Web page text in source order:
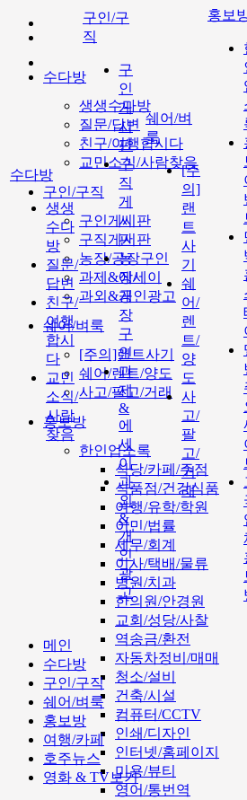
수다방
생생수다방
질문/답변
친구/여행합시다
교민소식/사람찾음
구인/구직
구인게시판
구직게시판
농장/공장구인
과제&에세이
과외&개인광고
쉐어/벼룩
[주의]랜트사기
쉐어/렌트/양도
사고/팔고/거래
홍보방
한인업소록
식당/카페/주점
식품점/건강식품
여행/유학/학원
이민/법률
세무/회계
이사/택배/물류
병원/치과
한의원/안경원
교회/성당/사찰
역송금/환전
자동차정비/매매
청소/설비
건축/시설
컴퓨터/CCTV
인쇄/디자인
인터넷/홈페이지
미용/뷰티
영어/통번역
수다방
생생
수다
방
질문/
답변
친구/
여행
합시
다
교민
소식/
사람
찾음
구인/구
직
구
인
게
시
판
구
직
게
시
판
농
장/
공
장
구
인
과
제
&
에
세
이
과
외
&
개
인
광
고
쉐어/벼
룩
[주
의]
랜
트
사
기
쉐
어/
렌
트/
양
도
사
고/
팔
고/
거
래
홍보
메인
수다방
구인/구직
쉐어/벼룩
홍보방
여행/카페
호주뉴스
영화 & TV보기